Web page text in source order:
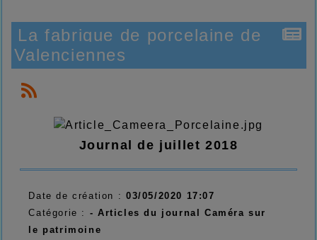
La fabrique de porcelaine de
Valenciennes
Journal de juillet 2018
Date de création : 03/05/2020 17:07
Catégorie : - Articles du journal Caméra sur
le patrimoine